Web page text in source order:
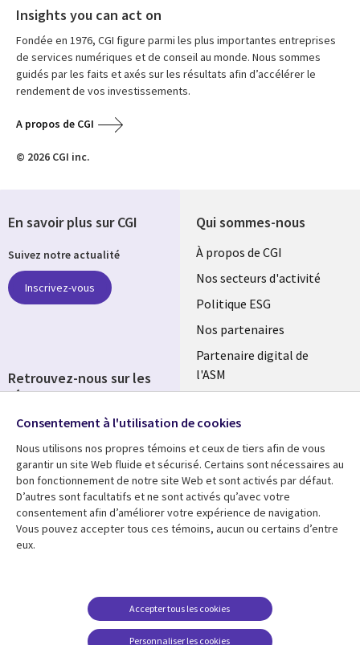
Insights you can act on
Fondée en 1976, CGI figure parmi les plus importantes entreprises
de services numériques et de conseil au monde. Nous sommes
guidés par les faits et axés sur les résultats afin d’accélérer le
rendement de vos investissements.
A propos de CGI
© 2026 CGI inc.
Qui sommes-nous
Useful
links
FRANCE
À propos de CGI
Nos secteurs d'activité
Politique ESG
Nos partenaires
Partenaire digital de
l'ASM
Fusions
Ressources
Library
Links
Articles
Blog
Support
Legal
Accessibilité
conditions juridiques
FAQ Carrières
En savoir plus sur CGI
Suivez notre actualité
Inscrivez-vous
Retrouvez-nous sur les
réseaux
Social
Media
FRANCE
Consentement à l'utilisation de cookies
Nous utilisons nos propres témoins et ceux de tiers afin de vous
garantir un site Web fluide et sécurisé. Certains sont nécessaires au
bon fonctionnement de notre site Web et sont activés par défaut.
D’autres sont facultatifs et ne sont activés qu’avec votre
consentement afin d’améliorer votre expérience de navigation.
Vous pouvez accepter tous ces témoins, aucun ou certains d’entre
eux.
Personnaliser les cookies
Accepter tous les cookies